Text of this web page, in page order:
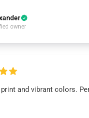
owner
and vibrant colors.